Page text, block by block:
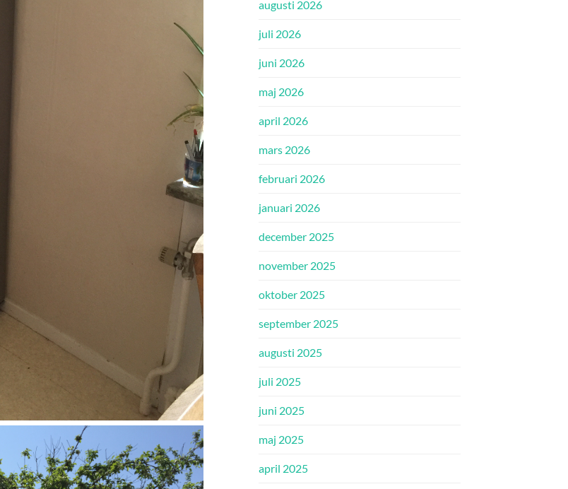
augusti 2026
juli 2026
juni 2026
maj 2026
april 2026
mars 2026
februari 2026
januari 2026
december 2025
november 2025
oktober 2025
september 2025
augusti 2025
juli 2025
juni 2025
maj 2025
april 2025